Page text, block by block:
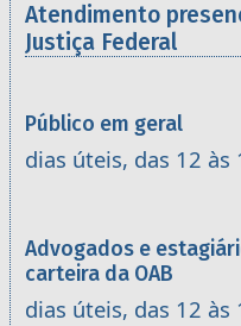
Atendimento
Justiça Federal
Público em geral
dias úteis, das 12 às
Advogados e
carteira da OAB
dias úteis, das 12 às